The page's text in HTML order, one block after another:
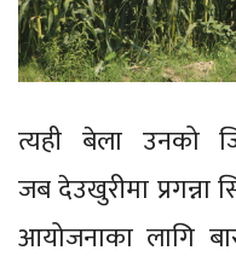
त्यही बेला उनको
जब देउखुरीमा
आयोजनाका लागि